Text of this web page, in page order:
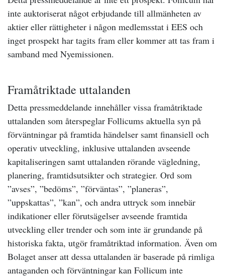
inte auktoriserat något erbjudande till allmänheten av
aktier eller rättigheter i någon medlemsstat i EES och
inget prospekt har tagits fram eller kommer att tas fram i
samband med Nyemissionen.
Framåtriktade uttalanden
Detta pressmeddelande innehåller vissa framåtriktade
uttalanden som återspeglar Follicums aktuella syn på
förväntningar på framtida händelser samt finansiell och
operativ utveckling, inklusive uttalanden avseende
kapitaliseringen samt uttalanden rörande vägledning,
planering, framtidsutsikter och strategier. Ord som
”avses”, ”bedöms”, ”förväntas”, ”planeras”,
”uppskattas”, ”kan”, och andra uttryck som innebär
indikationer eller förutsägelser avseende framtida
utveckling eller trender och som inte är grundande på
historiska fakta, utgör framåtriktad information. Även om
Bolaget anser att dessa uttalanden är baserade på rimliga
antaganden och förväntningar kan Follicum inte